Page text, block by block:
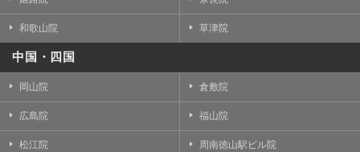
和歌山院 草津院
中国・四国
岡山院 倉敷院
広島院 福山院
松江院 周南徳山駅ビル院